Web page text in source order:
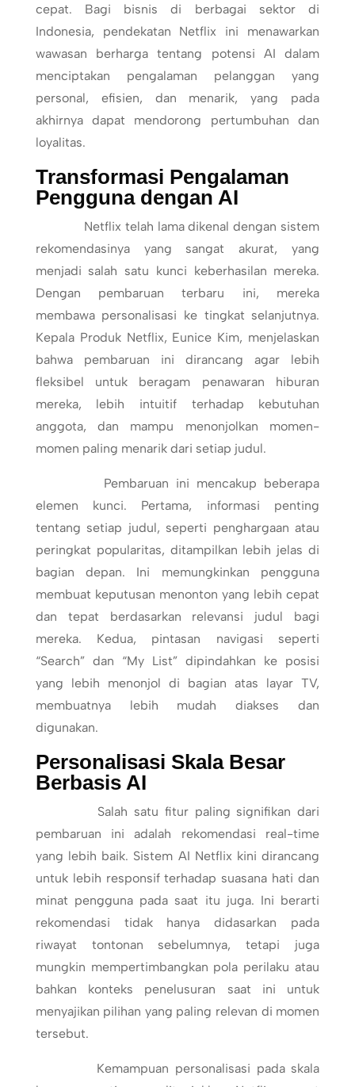
cepat. Bagi bisnis di berbagai sektor di
Indonesia, pendekatan Netflix ini menawarkan
wawasan berharga tentang potensi AI dalam
menciptakan pengalaman pelanggan yang
personal, efisien, dan menarik, yang pada
akhirnya dapat mendorong pertumbuhan dan
loyalitas.
Transformasi Pengalaman
Pengguna dengan AI
Netflix telah lama dikenal dengan sistem
rekomendasinya yang sangat akurat, yang
menjadi salah satu kunci keberhasilan mereka.
Dengan pembaruan terbaru ini, mereka
membawa personalisasi ke tingkat selanjutnya.
Kepala Produk Netflix, Eunice Kim, menjelaskan
bahwa pembaruan ini dirancang agar lebih
fleksibel untuk beragam penawaran hiburan
mereka, lebih intuitif terhadap kebutuhan
anggota, dan mampu menonjolkan momen-
momen paling menarik dari setiap judul.
Pembaruan ini mencakup beberapa
elemen kunci. Pertama, informasi penting
tentang setiap judul, seperti penghargaan atau
peringkat popularitas, ditampilkan lebih jelas di
bagian depan. Ini memungkinkan pengguna
membuat keputusan menonton yang lebih cepat
dan tepat berdasarkan relevansi judul bagi
mereka. Kedua, pintasan navigasi seperti
“Search” dan “My List” dipindahkan ke posisi
yang lebih menonjol di bagian atas layar TV,
membuatnya lebih mudah diakses dan
digunakan.
Personalisasi Skala Besar
Berbasis AI
Salah satu fitur paling signifikan dari
pembaruan ini adalah rekomendasi real-time
yang lebih baik. Sistem AI Netflix kini dirancang
untuk lebih responsif terhadap suasana hati dan
minat pengguna pada saat itu juga. Ini berarti
rekomendasi tidak hanya didasarkan pada
riwayat tontonan sebelumnya, tetapi juga
mungkin mempertimbangkan pola perilaku atau
bahkan konteks penelusuran saat ini untuk
menyajikan pilihan yang paling relevan di momen
tersebut.
Kemampuan personalisasi pada skala